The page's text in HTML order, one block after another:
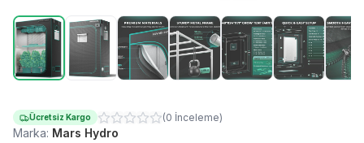
Ücretsiz Kargo (0 İnceleme)
Marka: Mars Hydro